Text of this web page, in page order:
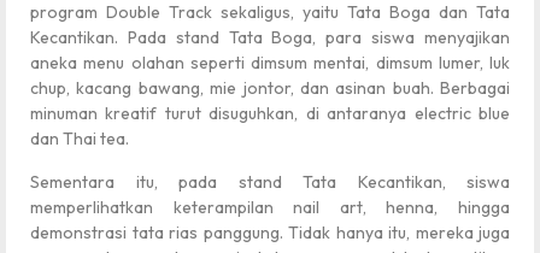
program Double Track sekaligus, yaitu Tata Boga dan Tata
Kecantikan. Pada stand Tata Boga, para siswa menyajikan
aneka menu olahan seperti dimsum mentai, dimsum lumer, luk
chup, kacang bawang, mie jontor, dan asinan buah. Berbagai
minuman kreatif turut disuguhkan, di antaranya electric blue
dan Thai tea.
Sementara itu, pada stand Tata Kecantikan, siswa
memperlihatkan keterampilan nail art, henna, hingga
demonstrasi tata rias panggung. Tidak hanya itu, mereka juga